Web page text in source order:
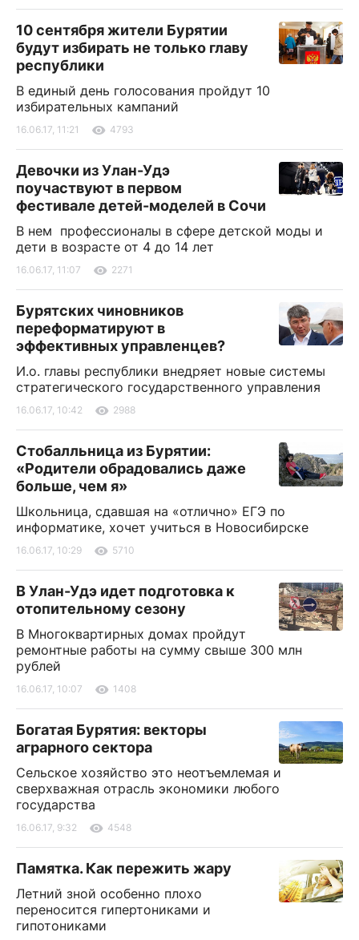
10 сентября жители Бурятии
будут избирать не только главу
республики
В единый день голосования пройдут 10
избирательных кампаний
16.06.17, 11:21 4793
Девочки из Улан-Удэ
поучаствуют в первом
фестивале детей-моделей в Сочи
В нем про­фес­си­она­лы в сфе­ре дет­ской мо­ды и
де­ти в воз­расте от 4 до 14 лет
16.06.17, 11:07 2271
Бурятских чиновников
переформатируют в
эффективных управленцев?
И.о. главы республики внедряет новые системы
стратегического государственного управления
16.06.17, 10:42 2988
Стобалльница из Бурятии:
«Родители обрадовались даже
больше, чем я»
Школьница, сдавшая на «отлично» ЕГЭ по
информатике, хочет учиться в Новосибирске
16.06.17, 10:29 5710
В Улан-Удэ идет подготовка к
отопительному сезону
В Многоквартирных домах пройдут
ремонтные работы на сумму свыше 300 млн
рублей
16.06.17, 10:07 1408
Богатая Бурятия: векторы
аграрного сектора
Сельское хозяйство это неотъемлемая и
сверхважная отрасль экономики любого
государства
16.06.17, 9:32 4548
Памятка. Как пережить жару
Летний зной особенно плохо
переносится гипертониками и
гипотониками